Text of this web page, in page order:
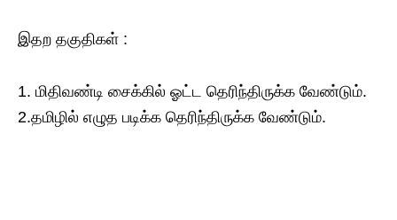
இதற​ தகுதிகள் :
1. மிதிவண்டி சைக்கில் ஓட்ட​ தெரிந்திருக்க​ வேண்டும்.
2.தமிழில் எழுத​ படிக்க​ தெரிந்திருக்க​ வேண்டும்.